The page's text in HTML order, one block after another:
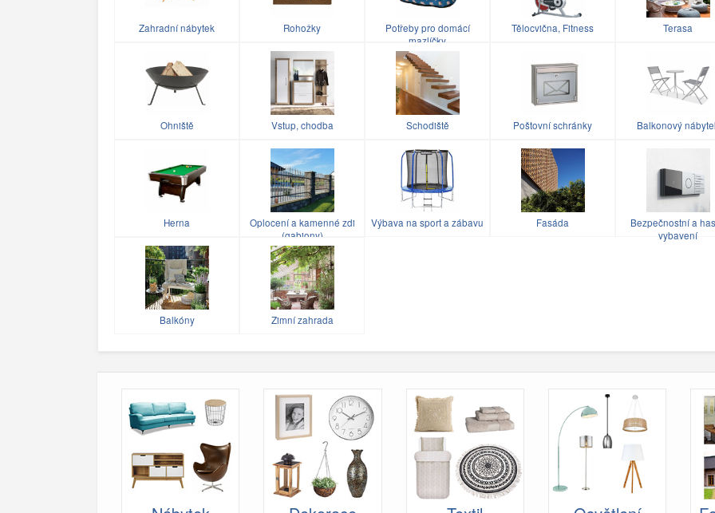
Zahradní nábytek Rohožky
Potřeby pro domácí
mazlíčky
Tělocvična, Fitness Terasa
Ohniště Vstup, chodba Schodiště Poštovní schránky Balkonový
Herna
Oplocení a kamenné zdi
(gabiony)
Výbava na sport a zábavu Fasáda
Bezpečnostní a
vybavení
Balkóny Zimní zahrada